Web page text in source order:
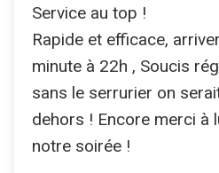
Service au top !
Rapide et efficace,
minute à 22h , Soucis
sans le serrurier on
dehors ! Encore merci à
notre soirée !